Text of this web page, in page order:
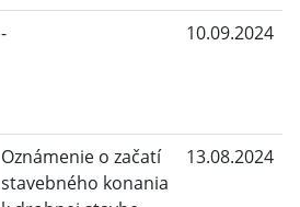
- 10.09.2024
Oznámenie o začatí
stavebného konania
13.08.2024